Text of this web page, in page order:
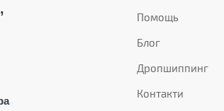
,
Помощь
Блог
Дропшиппинг
Контакти